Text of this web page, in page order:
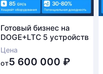
Готовый бизнес на
DOGE+LTC 5 устройств
Цена
от5 600 000₽